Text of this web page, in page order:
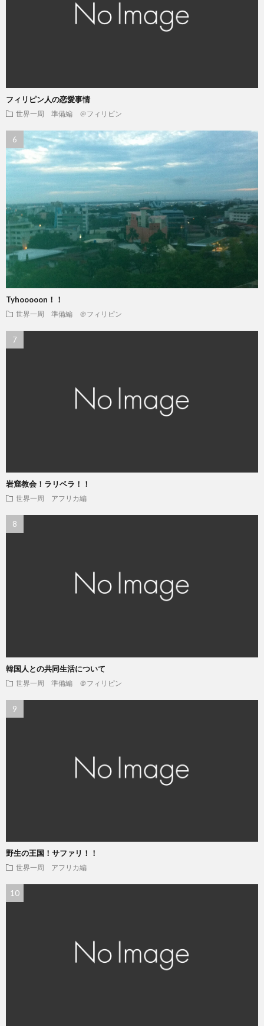
フィリピン人の恋愛事情
世界一周 準備編 ＠フィリピン
Tyhooooon！！
世界一周 準備編 ＠フィリピン
岩窟教会！ラリベラ！！
世界一周 アフリカ編
韓国人との共同生活について
世界一周 準備編 ＠フィリピン
野生の王国！サファリ！！
世界一周 アフリカ編